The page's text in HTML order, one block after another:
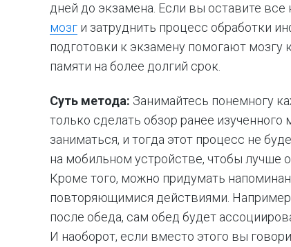
дней до экзамена. Если вы оставите
мозг и затруднить процесс обработки
подготовки к экзамену помогают
памяти на более долгий срок.
Суть метода: Занимайтесь понемногу
только сделать обзор ранее
заниматься, и тогда этот процесс не
на мобильном устройстве, чтобы лучше
Кроме того, можно придумать
повторяющимися действиями.
после обеда, сам обед будет
И наоборот, если вместо этого вы